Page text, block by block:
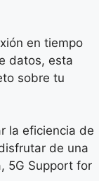
en tiempo
datos, esta
sobre tu
la eficiencia de
de una
5G Support for